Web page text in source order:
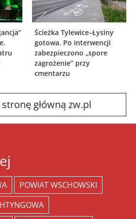
Ścieżka Tylewice–Łysiny
gotowa. Po interwencji
zabezpieczono „spore
zagrożenie” przy
cmentarzu
główną zw.pl
POWIAT WSCHOWSKI